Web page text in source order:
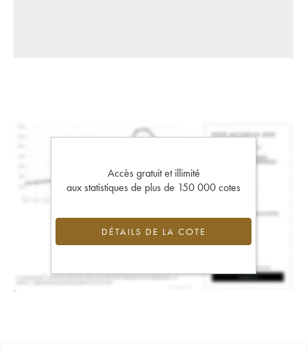
Accès gratuit et illimité
aux statistiques de plus de 150 000 cotes
DÉTAILS DE LA COTE